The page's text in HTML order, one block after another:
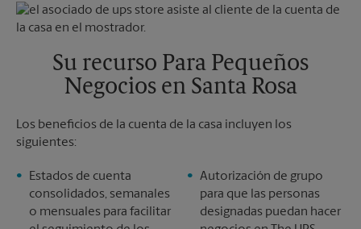
4:00 PM
Domingo
Sin Recolección
Lunes
4:00 PM
Miércoles
4:00 PM
Jueves
4:00 PM
Su recurso Para Pequeños
Negocios en Santa Rosa
Los beneficios de la cuenta de la casa incluyen los
siguientes:
Estados de cuenta
consolidados, semanales
o mensuales para facilitar
Autorización de grupo
para que las personas
designadas puedan hacer